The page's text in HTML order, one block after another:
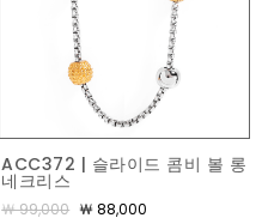
ACC372 | 슬라이드 콤비 볼 롱
네크리스
￦ 99,000 ￦ 88,000